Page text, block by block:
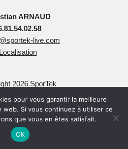
ARNAUD
live.com
Localisation
2026 SporTek
Droits Réservés
par
pour vous garantir la meilleure
Si vous continuez à utiliser ce
que vous en êtes satisfait.
OK